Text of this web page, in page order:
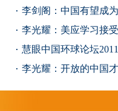
李剑阁：中国有望成
李光耀：美应学习接
问题
慧眼中国环球论坛
李光耀：开放的中国